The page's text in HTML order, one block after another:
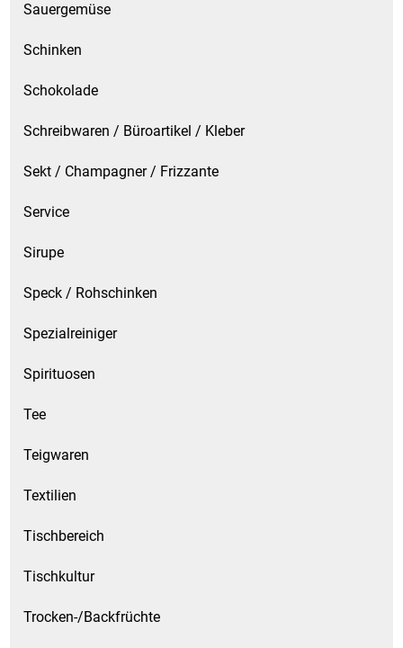
Sauergemüse
Schinken
Schokolade
Schreibwaren / Büroartikel / Kleber
Sekt / Champagner / Frizzante
Service
Sirupe
Speck / Rohschinken
Spezialreiniger
Spirituosen
Tee
Teigwaren
Textilien
Tischbereich
Tischkultur
Trocken-/Backfrüchte